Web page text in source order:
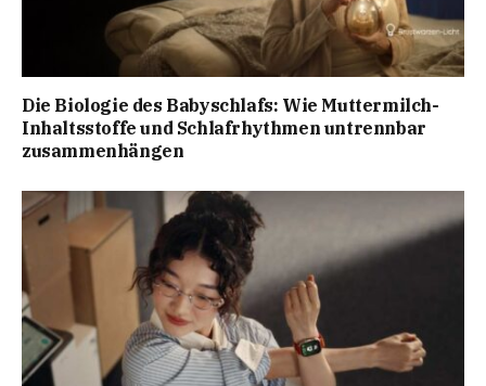
Die Biologie des Babyschlafs: Wie Muttermilch-
Inhaltsstoffe und Schlafrhythmen untrennbar
zusammenhängen